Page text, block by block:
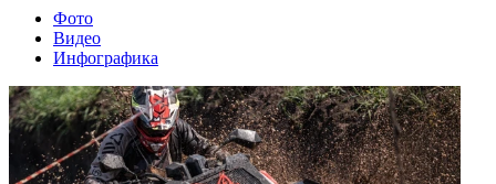
Фото
Видео
Инфографика